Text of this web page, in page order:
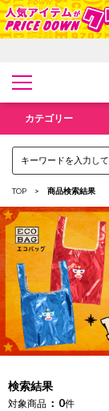
カテゴリー
TOP 商品検索結果
検索結果
対象商品 0件